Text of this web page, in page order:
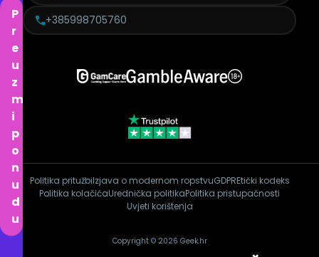
P
r
e
u
z
m
i
p
o
n
u
d
u
+385998705760
Politika pritužbiIzjava o modernom ropstvuGDPREtički kodeks
Politika kolačićaUrednička politikaPolitika pristupačnosti
Uvjeti korištenja
Copyright © 2026 Geek.hr